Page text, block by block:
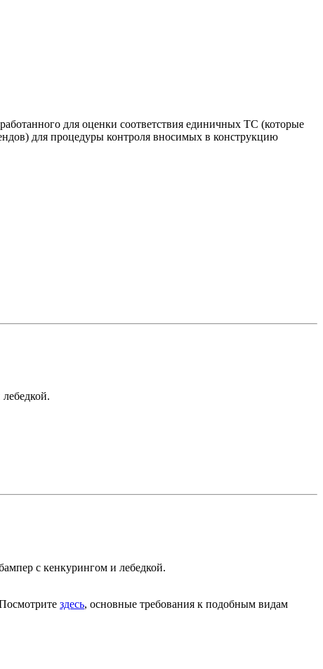
для оценки соответствия единичных ТС (которые
для процедуры контроля вносимых в конструкцию
с кенкурингом и лебедкой.
здесь, основные требования к подобным видам